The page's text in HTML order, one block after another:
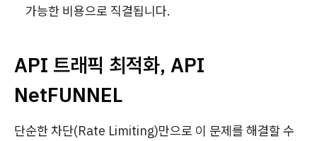
가능한 비용으로 직결됩니다.
API 트래픽 최적화, API
NetFUNNEL
단순한 차단(Rate Limiting)만으로 이 문제를 해결할 수